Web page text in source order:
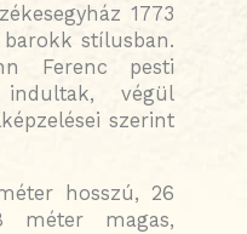
1773
stílusban.
Ferenc pesti
végül
szerint
hosszú, 26
méter magas,